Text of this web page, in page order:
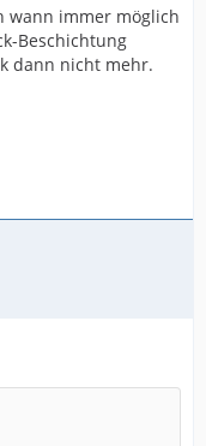
wann immer möglich
Beschichtung
dann nicht mehr.